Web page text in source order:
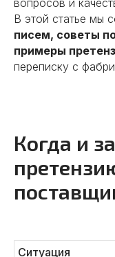
вопросов и
В этой статье мы
писем, советы
примеры
переписку с
Когда и
Ситуация